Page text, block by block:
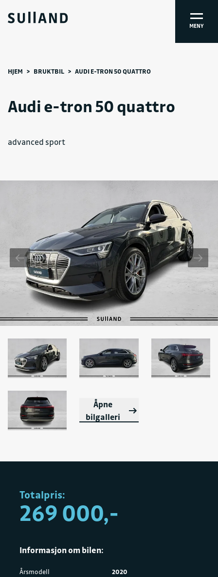
MENY
HJEM > BRUKTBIL > AUDI E-TRON 50 QUATTRO
Audi e-tron 50 quattro
advanced sport
Åpne
bilgalleri
Totalpris:
269 000,-
Informasjon om bilen:
Årsmodell
2020